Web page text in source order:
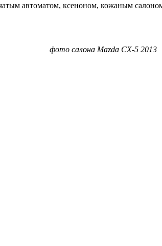
автоматом, ксеноном, кожаным
фото салона Mazda CX-5 2013